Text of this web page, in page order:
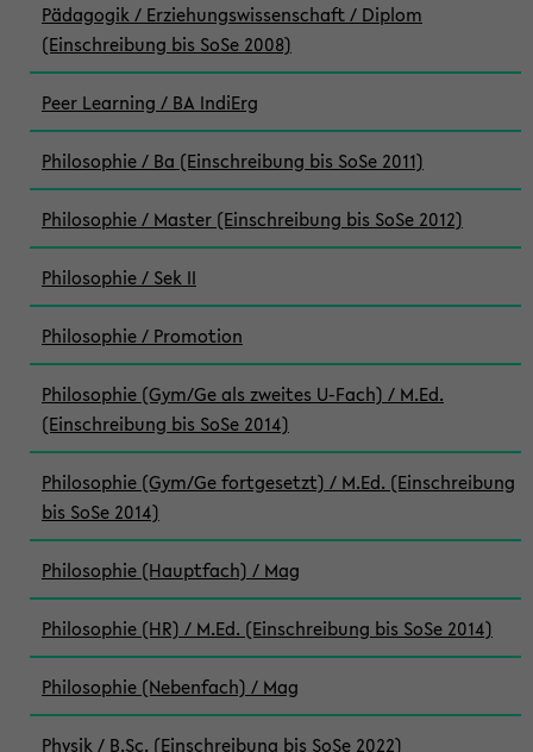
Pädagogik / Erziehungswissenschaft / Diplom
(Einschreibung bis SoSe 2008)
Peer Learning / BA IndiErg
Philosophie / Ba (Einschreibung bis SoSe 2011)
Philosophie / Master (Einschreibung bis SoSe 2012)
Philosophie / Sek II
Philosophie / Promotion
Philosophie (Gym/Ge als zweites U-Fach) / M.Ed.
(Einschreibung bis SoSe 2014)
Philosophie (Gym/Ge fortgesetzt) / M.Ed. (Einschreibung
bis SoSe 2014)
Philosophie (Hauptfach) / Mag
Philosophie (HR) / M.Ed. (Einschreibung bis SoSe 2014)
Philosophie (Nebenfach) / Mag
Physik / B.Sc. (Einschreibung bis SoSe 2022)